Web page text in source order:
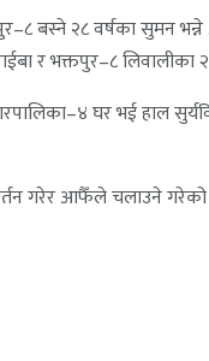
बस्ने २८ वर्षका सुमन
र भक्तपुर–८
घर भई
गरेर आफैँले चलाउने